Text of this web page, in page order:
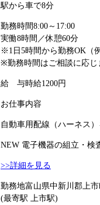
駅から車で8分
勤務時間8:00～17:00
実働8時間／休憩60分
※1日5時間から勤務OK（例
※勤務時間はご相談に応じ
給 与時給1200円
お仕事内容
自動車用配線（ハーネス
NEW 電子機器の組立・検
>>詳細を見る
勤務地富山県中新川郡上市
(最寄駅 上市駅)